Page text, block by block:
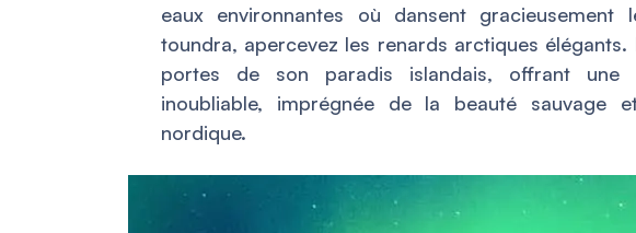
eaux environnantes où dansent gracieusement
toundra, apercevez les renards arctiques
portes de son paradis islandais, offrant une
inoubliable, imprégnée de la beauté sauvage
nordique.